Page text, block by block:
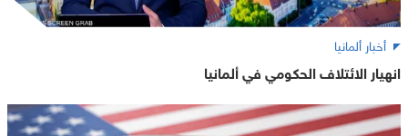
أخبار ألمانيا
انهيار الائتلاف الحكومي في ألمانيا